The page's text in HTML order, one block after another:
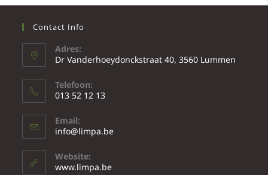
Contact Info
Adres:
Dr Vanderhoeydonckstraat 40, 3560 Lummen
Telefoon:
013 52 12 13
Email:
info@limpa.be
Website:
www.limpa.be